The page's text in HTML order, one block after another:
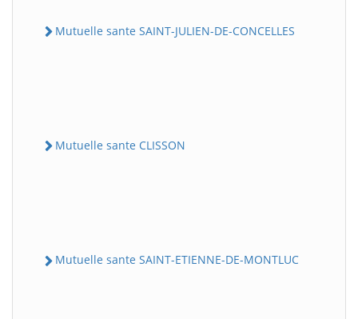
Mutuelle sante SAINT-JULIEN-DE-CONCELLES
Mutuelle sante CLISSON
Mutuelle sante SAINT-ETIENNE-DE-MONTLUC